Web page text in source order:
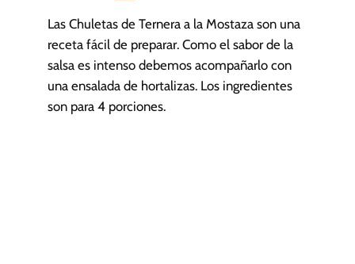
Las Chuletas de Ternera a la Mostaza son una
receta fácil de preparar. Como el sabor de la
salsa es intenso debemos acompañarlo con
una ensalada de hortalizas. Los ingredientes
son para 4 porciones.